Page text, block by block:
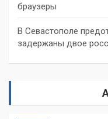
браузеры
В Севастополе
задержаны двое